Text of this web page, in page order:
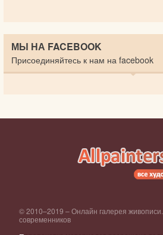
МЫ НА FACEBOOK
Присоединяйтесь к нам на facebook
© 2010–2019 – Онлайн галерея
современников